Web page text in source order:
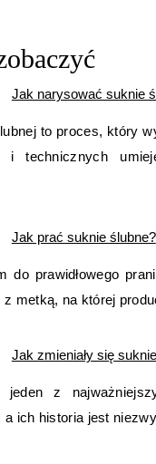
Jak narysować suknie
to proces, który
i technicznych
Jak prać suknie ślubne?
do prawidłowego
z metką, na której
Jak zmieniały się
z
a ich historia jest